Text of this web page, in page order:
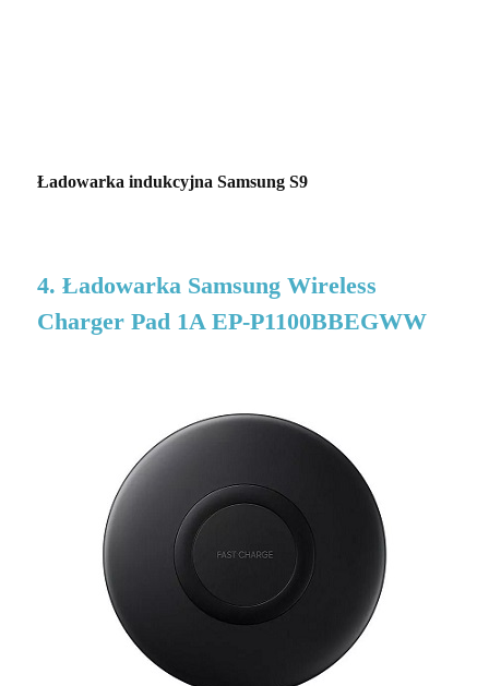
Ładowarka indukcyjna Samsung S9
4. Ładowarka Samsung Wireless
Charger Pad 1A EP-P1100BBEGWW